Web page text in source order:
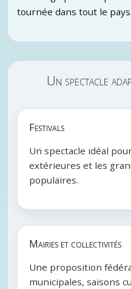
tournée dans tout le pays.
Un spectacle
Festivals
Un spectacle idéal
extérieures et les
populaires.
Mairies et collectivités
Une proposition
municipales, saisons